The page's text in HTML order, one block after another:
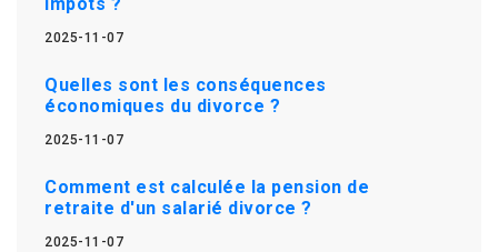
2025-11-07
Quelles sont les conséquences
économiques du divorce ?
2025-11-07
Comment est calculée la pension de
retraite d'un salarié divorce ?
2025-11-07